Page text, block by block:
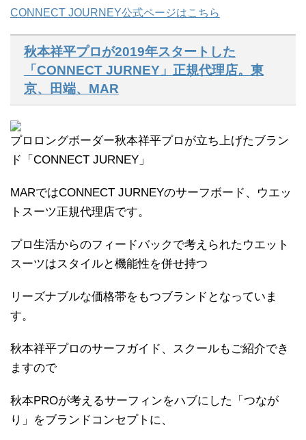
CONNECT JOURNEY公式ページはこちら
秋本祥平プロが2019年スタートした
「CONNECT JURNEY」正規代理店。東
京、田端、MAR
プロロングボーダー秋本祥平プロが立ち上げたブラン
ド「CONNECT JURNEY」
MARではCONNECT JURNEYのサーフボード、ウエッ
トスーツ正規代理店です。
プロ生活からのフィードバックで考えられたウエット
スーツはスタイルと機能性を併せ持つ
リーズナブルな価格帯をもつブランドとなっていま
す。
秋本祥平プロのサーフガイド、スクールもご紹介でき
ますので
秋本PROが考えるサーフィンをハブにした「つなが
り」をブランドコンセプトに、